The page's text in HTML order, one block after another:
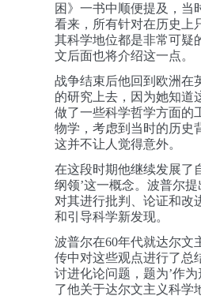
困》一书中顺便提及，当
看来，所有针对在历史上
其科学地位都是非常可疑
文后面也将介绍这一点。
战争结束后他回到欧洲在
的研究上去，因为她知道
做了一些科学哲学方面的
物学，考虑到当时的历史
这并不让人觉得意外。
在这段时期他继续发展了
纲领’这一概念。波普尔
对其进行批判、论证和改
和引导科学新发现。
波普尔在60年代就达尔文
传中对这些观点进行了总
讨进化论问题，题为’作
了他关于达尔文主义科学